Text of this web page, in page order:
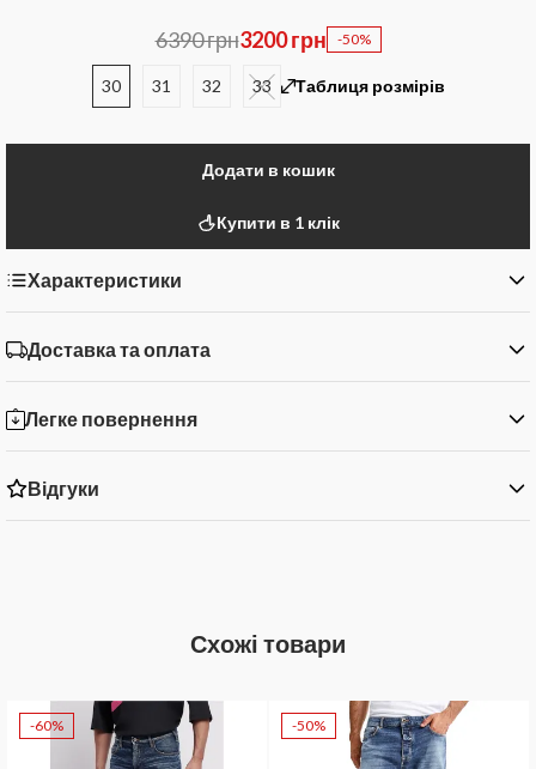
6390 грн3200 грн -50%
30 31 32 33 Таблиця розмірів
Додати в кошик
Купити в 1 клік
Характеристики
Доставка та оплата
Легке повернення
Відгуки
Схожі товари
-60% -50%